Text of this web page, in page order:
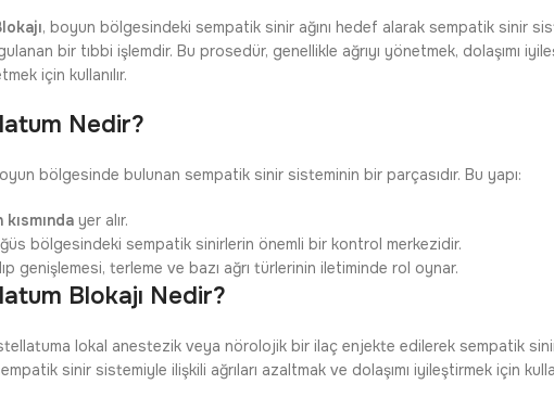
, boyun bölgesindeki sempatik sinir ağını hedef alarak sempatik sinir
bir tıbbi işlemdir. Bu prosedür, genellikle ağrıyı yönetmek, dolaşımı
için kullanılır.
Nedir?
bölgesinde bulunan sempatik sinir sisteminin bir parçasıdır. Bu yapı:
yer alır.
bölgesindeki sempatik sinirlerin önemli bir kontrol merkezidir.
genişlemesi, terleme ve bazı ağrı türlerinin iletiminde rol oynar.
Blokajı Nedir?
lokal anestezik veya nörolojik bir ilaç enjekte edilerek sempatik
sinir sistemiyle ilişkili ağrıları azaltmak ve dolaşımı iyileştirmek için